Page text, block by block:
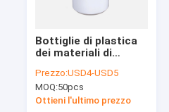
Bottiglie di plastica
dei materiali di
del laboratorio per
l'agitatore
orizzontale
Prezzo:USD4-USD5
MOQ:50pcs
Ottieni l'ultimo prezzo